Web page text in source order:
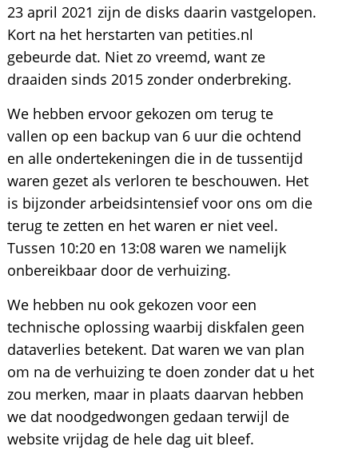
23 april 2021 zijn de disks daarin vastgelopen.
Kort na het herstarten van petities.nl
gebeurde dat. Niet zo vreemd, want ze
draaiden sinds 2015 zonder onderbreking.
We hebben ervoor gekozen om terug te
vallen op een backup van 6 uur die ochtend
en alle ondertekeningen die in de tussentijd
waren gezet als verloren te beschouwen. Het
is bijzonder arbeidsintensief voor ons om die
terug te zetten en het waren er niet veel.
Tussen 10:20 en 13:08 waren we namelijk
onbereikbaar door de verhuizing.
We hebben nu ook gekozen voor een
technische oplossing waarbij diskfalen geen
dataverlies betekent. Dat waren we van plan
om na de verhuizing te doen zonder dat u het
zou merken, maar in plaats daarvan hebben
we dat noodgedwongen gedaan terwijl de
website vrijdag de hele dag uit bleef.